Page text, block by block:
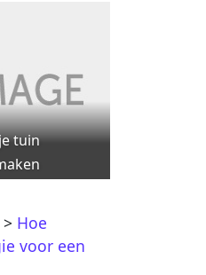
tuin
> Hoe
voor een